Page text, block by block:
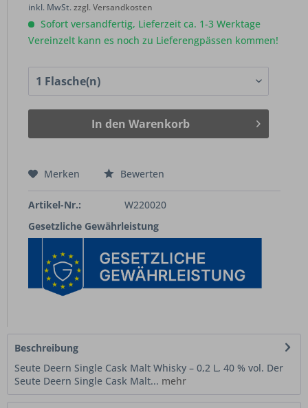
inkl. MwSt.zzgl. Versandkosten
Sofort versandfertig, Lieferzeit ca. 1-3 Werktage
Vereinzelt kann es noch zu Lieferengpässen kommen!
In den Warenkorb
Merken Bewerten
Artikel-Nr.:
W220020
Gesetzliche Gewährleistung
Beschreibung
Seute Deern Single Cask Malt Whisky – 0,2 L, 40 % vol. Der
Seute Deern Single Cask Malt... mehr